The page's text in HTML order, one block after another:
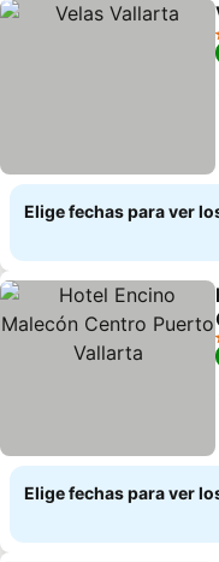
Elige fechas para ver
Elige fechas para ver